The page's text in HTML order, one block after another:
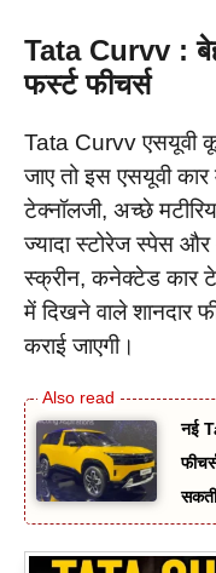
Tata Curvv :
फर्स्ट फीचर्स
Tata Curvv एसयूवी
जाए तो इस एसयूवी
टेक्नॉलजी, अच्छे
ज्यादा स्टोरेज स्पेस
स्क्रीन, कनेक्टेड कार
में दिखने वाले शानदार
कराई जाएगी।
नई